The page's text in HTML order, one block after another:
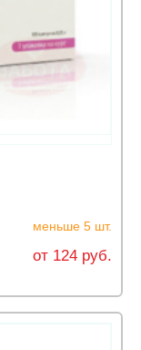
меньше 5 шт.
от 124 руб.